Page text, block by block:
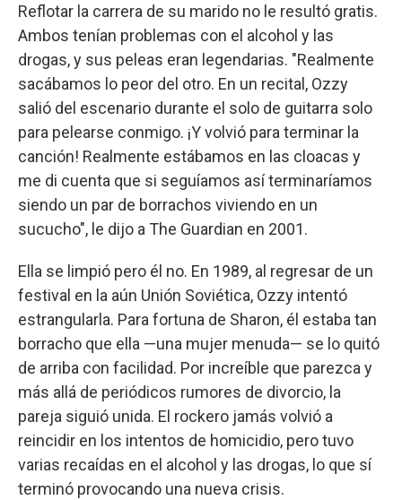
Reflotar la carrera de su marido no le resultó gratis.
Ambos tenían problemas con el alcohol y las
drogas, y sus peleas eran legendarias. "Realmente
sacábamos lo peor del otro. En un recital, Ozzy
salió del escenario durante el solo de guitarra solo
para pelearse conmigo. ¡Y volvió para terminar la
canción! Realmente estábamos en las cloacas y
me di cuenta que si seguíamos así terminaríamos
siendo un par de borrachos viviendo en un
sucucho", le dijo a The Guardian en 2001.
Ella se limpió pero él no. En 1989, al regresar de un
festival en la aún Unión Soviética, Ozzy intentó
estrangularla. Para fortuna de Sharon, él estaba tan
borracho que ella —una mujer menuda— se lo quitó
de arriba con facilidad. Por increíble que parezca y
más allá de periódicos rumores de divorcio, la
pareja siguió unida. El rockero jamás volvió a
reincidir en los intentos de homicidio, pero tuvo
varias recaídas en el alcohol y las drogas, lo que sí
terminó provocando una nueva crisis.